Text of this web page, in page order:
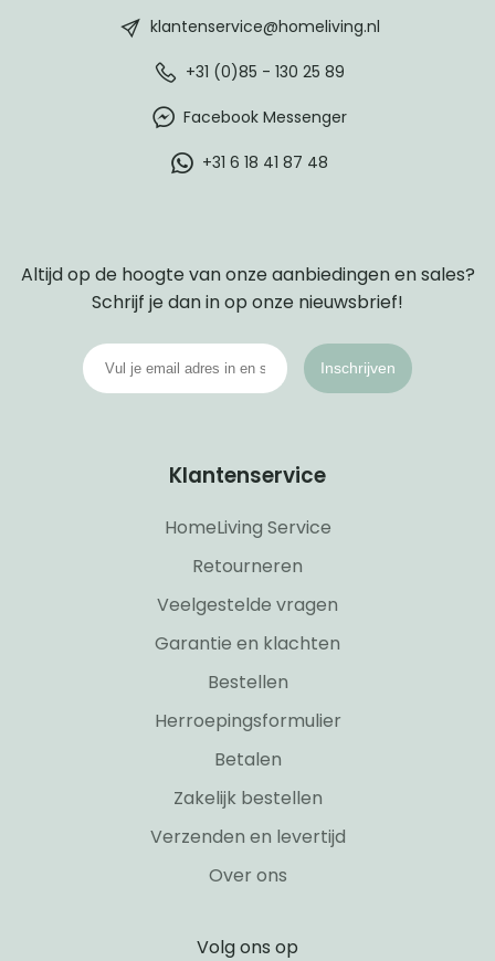
klantenservice@homeliving.nl
+31 (0)85 - 130 25 89
Facebook Messenger
+31 6 18 41 87 48
Altijd op de hoogte van onze aanbiedingen en sales?
Schrijf je dan in op onze nieuwsbrief!
Inschrijven
Klantenservice
HomeLiving Service
Retourneren
Veelgestelde vragen
Garantie en klachten
Bestellen
Herroepingsformulier
Betalen
Zakelijk bestellen
Verzenden en levertijd
Over ons
Volg ons op